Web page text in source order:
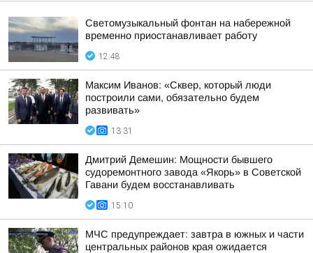
Светомузыкальный фонтан на набережной
временно приостанавливает работу
12:48
Максим Иванов: «Сквер, который люди
построили сами, обязательно будем
развивать»
13:31
Дмитрий Демешин: Мощности бывшего
судоремонтного завода «Якорь» в Советской
Гавани будем восстанавливать
15:10
МЧС предупреждает: завтра в южных и части
центральных районов края ожидается